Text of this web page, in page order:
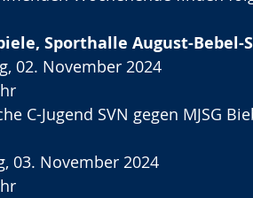
Sporthalle August-Bebel-
02. November 2024
C-Jugend SVN gegen MJSG
03. November 2024